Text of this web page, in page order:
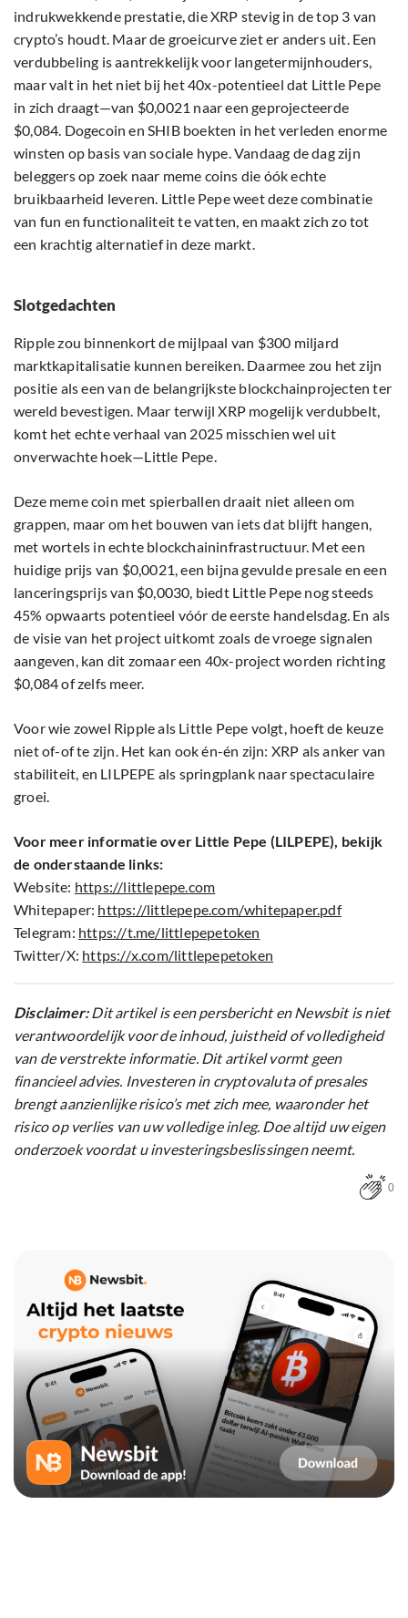
indrukwekkende prestatie, die XRP stevig in de top 3 van
crypto’s houdt. Maar de groeicurve ziet er anders uit. Een
verdubbeling is aantrekkelijk voor langetermijnhouders,
maar valt in het niet bij het 40x-potentieel dat Little Pepe
in zich draagt—van $0,0021 naar een geprojecteerde
$0,084. Dogecoin en SHIB boekten in het verleden enorme
winsten op basis van sociale hype. Vandaag de dag zijn
beleggers op zoek naar meme coins die óók echte
bruikbaarheid leveren. Little Pepe weet deze combinatie
van fun en functionaliteit te vatten, en maakt zich zo tot
een krachtig alternatief in deze markt.
Slotgedachten
Ripple zou binnenkort de mijlpaal van $300 miljard
marktkapitalisatie kunnen bereiken. Daarmee zou het zijn
positie als een van de belangrijkste blockchainprojecten ter
wereld bevestigen. Maar terwijl XRP mogelijk verdubbelt,
komt het echte verhaal van 2025 misschien wel uit
onverwachte hoek—Little Pepe.
Deze meme coin met spierballen draait niet alleen om
grappen, maar om het bouwen van iets dat blijft hangen,
met wortels in echte blockchaininfrastructuur. Met een
huidige prijs van $0,0021, een bijna gevulde presale en een
lanceringsprijs van $0,0030, biedt Little Pepe nog steeds
45% opwaarts potentieel vóór de eerste handelsdag. En als
de visie van het project uitkomt zoals de vroege signalen
aangeven, kan dit zomaar een 40x-project worden richting
$0,084 of zelfs meer.
Voor wie zowel Ripple als Little Pepe volgt, hoeft de keuze
niet of-of te zijn. Het kan ook én-én zijn: XRP als anker van
stabiliteit, en LILPEPE als springplank naar spectaculaire
groei.
Voor meer informatie over Little Pepe (LILPEPE), bekijk
de onderstaande links:
Website: https://littlepepe.com
Whitepaper: https://littlepepe.com/whitepaper.pdf
Telegram: https://t.me/littlepepetoken
Twitter/X: https://x.com/littlepepetoken
Disclaimer:Dit artikel is een persbericht en Newsbit is niet
verantwoordelijk voor de inhoud, juistheid of volledigheid
van de verstrekte informatie. Dit artikel vormt geen
financieel advies. Investeren in cryptovaluta of presales
brengt aanzienlijke risico’s met zich mee, waaronder het
risico op verlies van uw volledige inleg. Doe altijd uw eigen
onderzoek voordat u investeringsbeslissingen neemt.
0